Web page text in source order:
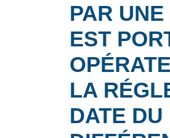
PAR
EST
LA
DATE